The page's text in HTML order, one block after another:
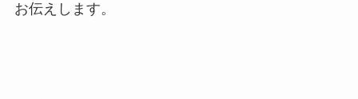
お伝えします。